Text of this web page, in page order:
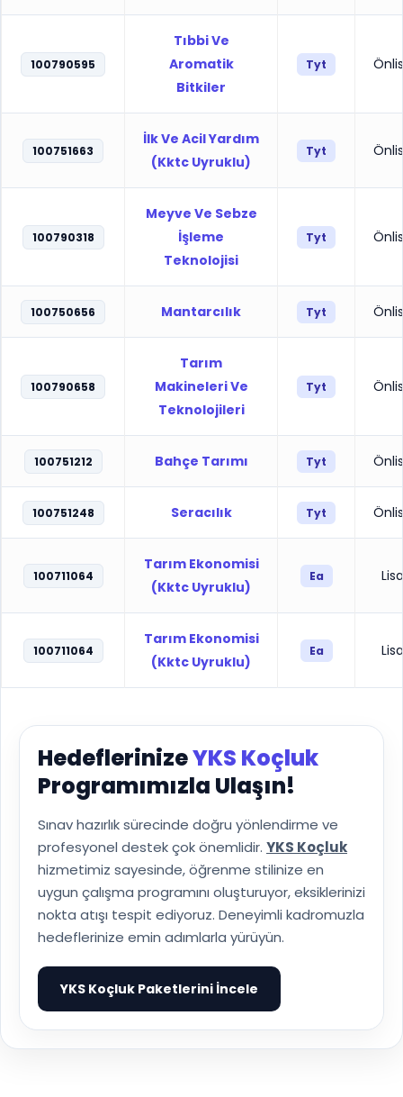
100790595
Tıbbi Ve
Aromatik
Bitkiler
Tyt
100751663
İlk Ve Acil Yardım
(Kktc Uyruklu)
Tyt
100790318
Meyve Ve Sebze
İşleme
Teknolojisi
Tyt
100750656 Mantarcılık Tyt
100790658
Tarım
Makineleri Ve
Teknolojileri
Tyt
100751212 Bahçe Tarımı Tyt
100751248 Seracılık Tyt
100711064
Tarım Ekonomisi
(Kktc Uyruklu)
Ea
100711064
Tarım Ekonomisi
(Kktc Uyruklu)
Ea
HedeflerinizeYKS Koçluk
Programımızla Ulaşın!
Sınav hazırlık sürecinde doğru yönlendirme ve
profesyonel destek çok önemlidir. YKS Koçluk
hizmetimiz sayesinde, öğrenme stilinize en
uygun çalışma programını oluşturuyor, eksiklerinizi
nokta atışı tespit ediyoruz. Deneyimli kadromuzla
hedeflerinize emin adımlarla yürüyün.
YKS Koçluk Paketlerini İncele
▶